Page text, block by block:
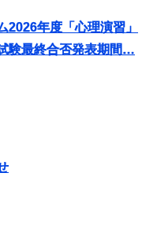
2026年度「心理演習」
験最終合否発表期間…